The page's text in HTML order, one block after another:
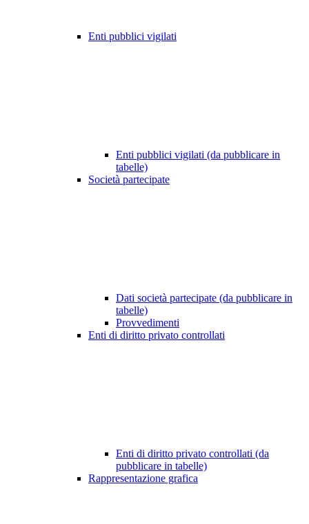
Enti pubblici vigilati
Enti pubblici vigilati (da pubblicare in
tabelle)
Società partecipate
Dati società partecipate (da pubblicare in
tabelle)
Provvedimenti
Enti di diritto privato controllati
Enti di diritto privato controllati (da
pubblicare in tabelle)
Rappresentazione grafica